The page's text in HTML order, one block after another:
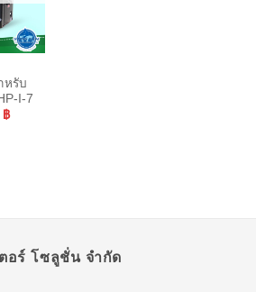
หรับ
I-7
.
฿Current
อร์ โซลูชั่น จำกัด